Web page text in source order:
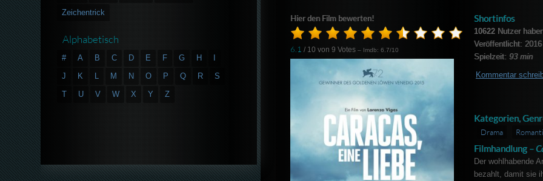
Hier den Film bewerten!
6.1 / 10 von9 Votes – Imdb: 6.7/10
Shortinfos
10622Nutzer
Veröffentlicht: 2016
Spielzeit: 93 min
Kommentar
Kategorien,
Drama
Filmhandlung –
Der wohlhabende
bezahlt, damit sie
Zeichentrick
Alphabetisch
# A B C D E F G H
J
K L M N O P Q R
S
T
U V W X Y Z